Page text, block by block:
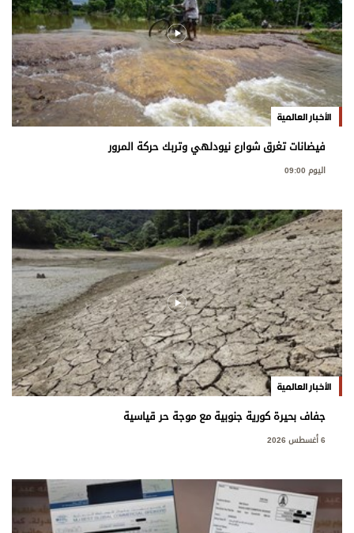
الأخبار العالمية
فيضانات تغرق شوارع نيودلهي وتربك حركة المرور
اليوم 09:00
الأخبار العالمية
جفاف بحيرة كورية جنوبية مع موجة حر قياسية
6 أغسطس 2026